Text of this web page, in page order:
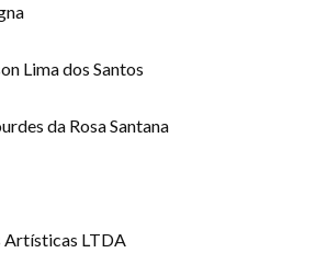
Lima dos Santos
da Rosa Santana
Artísticas LTDA